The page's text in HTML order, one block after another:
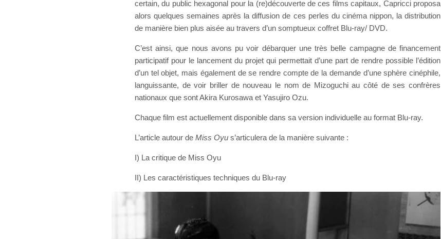
certain, du public hexagonal pour la (re)découverte de ces films capitaux, Capricci proposa
alors quelques semaines après la diffusion de ces perles du cinéma nippon, la distribution
de manière bien plus aisée au travers d’un somptueux coffret Blu-ray/ DVD.
C’est ainsi, que nous avons pu voir débarquer une très belle campagne de financement
participatif pour le lancement du projet qui permettait d’une part de rendre possible l’édition
d’un tel objet, mais également de se rendre compte de la demande d’une sphère cinéphile,
languissante, de voir briller de nouveau le nom de Mizoguchi au côté de ses confrères
nationaux que sont Akira Kurosawa et Yasujiro Ozu.
Chaque film est actuellement disponible dans sa version individuelle au format Blu-ray.
L’article autour de Miss Oyu s’articulera de la manière suivante :
I) La critique de Miss Oyu
II) Les caractéristiques techniques du Blu-ray